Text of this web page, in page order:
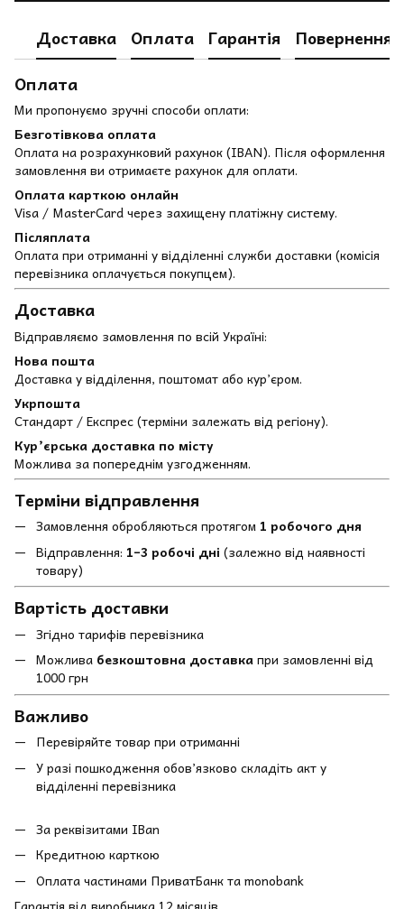
Доставка Оплата Гарантія
Повернення
Оплата
Ми пропонуємо зручні способи оплати:
Безготівкова оплата
Оплата на розрахунковий рахунок (IBAN). Після оформлення
замовлення ви отримаєте рахунок для оплати.
Оплата карткою онлайн
Visa / MasterCard через захищену платіжну систему.
Післяплата
Оплата при отриманні у відділенні служби доставки (комісія
перевізника оплачується покупцем).
Доставка
Відправляємо замовлення по всій Україні:
Нова пошта
Доставка у відділення, поштомат або кур’єром.
Укрпошта
Стандарт / Експрес (терміни залежать від регіону).
Кур’єрська доставка по місту
Можлива за попереднім узгодженням.
Терміни відправлення
Замовлення обробляються протягом 1 робочого дня
Відправлення: 1–3 робочі дні (залежно від наявності
товару)
Вартість доставки
Згідно тарифів перевізника
Можлива безкоштовна доставкапри замовленні від
1000 грн
Важливо
Перевіряйте товар при отриманні
У разі пошкодження обов’язково складіть акт у
відділенні перевізника
За реквізитами IBan
Кредитною карткою
Оплата частинами ПриватБанк та monobank